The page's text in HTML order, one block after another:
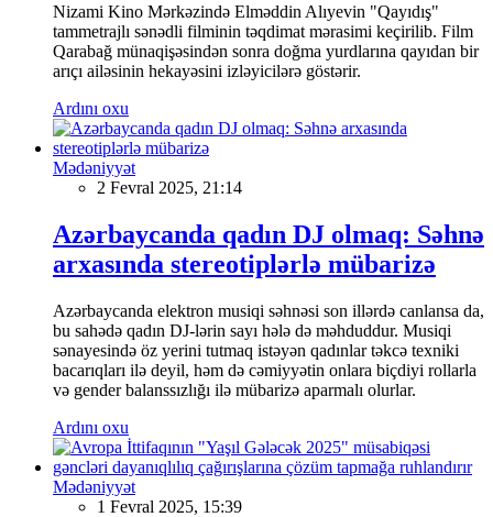
Nizami Kino Mərkəzində Elməddin Alıyevin "Qayıdış"
tammetrajlı sənədli filminin təqdimat mərasimi keçirilib. Film
Qarabağ münaqişəsindən sonra doğma yurdlarına qayıdan bir
arıçı ailəsinin hekayəsini izləyicilərə göstərir.
Ardını oxu
Mədəniyyət
2 Fevral 2025, 21:14
Azərbaycanda qadın DJ olmaq: Səhnə
arxasında stereotiplərlə mübarizə
Azərbaycanda elektron musiqi səhnəsi son illərdə canlansa da,
bu sahədə qadın DJ-lərin sayı hələ də məhduddur. Musiqi
sənayesində öz yerini tutmaq istəyən qadınlar təkcə texniki
bacarıqları ilə deyil, həm də cəmiyyətin onlara biçdiyi rollarla
və gender balanssızlığı ilə mübarizə aparmalı olurlar.
Ardını oxu
Mədəniyyət
1 Fevral 2025, 15:39